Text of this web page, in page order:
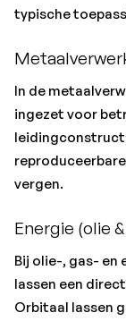
typische
In de
ingezet voor
vergen.
Energie (olie
Bij olie-, gas- en
lassen een
Orbitaal lassen